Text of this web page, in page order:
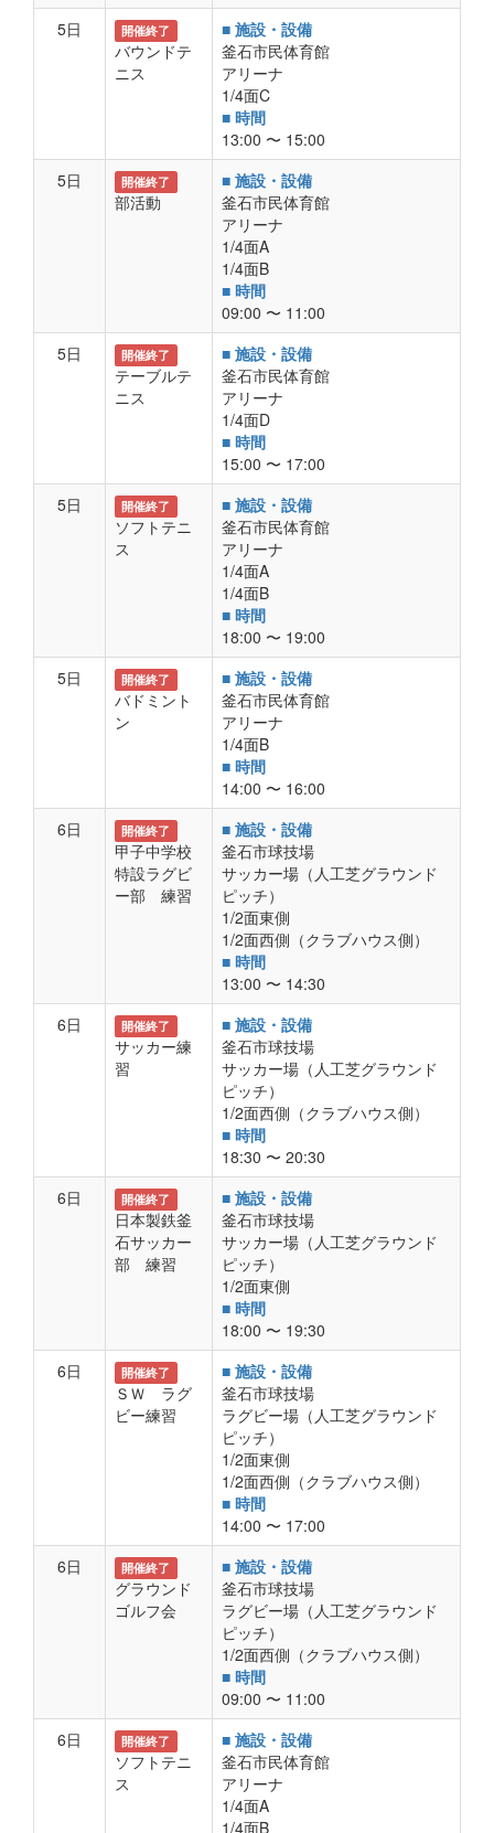
5日
開催終了
バウンドテ
ニス
■ 施設・設備
釜石市民体育館
アリーナ
1/4面C
■ 時間
13:00 〜 15:00
5日
開催終了
部活動
■ 施設・設備
釜石市民体育館
アリーナ
1/4面A
1/4面B
■ 時間
09:00 〜 11:00
5日
開催終了
テーブルテ
ニス
■ 施設・設備
釜石市民体育館
アリーナ
1/4面D
■ 時間
15:00 〜 17:00
5日
開催終了
ソフトテニ
ス
■ 施設・設備
釜石市民体育館
アリーナ
1/4面A
1/4面B
■ 時間
18:00 〜 19:00
5日
開催終了
バドミント
ン
■ 施設・設備
釜石市民体育館
アリーナ
1/4面B
■ 時間
14:00 〜 16:00
6日
開催終了
甲子中学校
特設ラグビ
ー部 練習
■ 施設・設備
釜石市球技場
サッカー場（人工芝グラウンド
ピッチ）
1/2面東側
1/2面西側（クラブハウス側）
■ 時間
13:00 〜 14:30
6日
開催終了
サッカー練
習
■ 施設・設備
釜石市球技場
サッカー場（人工芝グラウンド
ピッチ）
1/2面西側（クラブハウス側）
■ 時間
18:30 〜 20:30
6日
開催終了
日本製鉄釜
石サッカー
部 練習
■ 施設・設備
釜石市球技場
サッカー場（人工芝グラウンド
ピッチ）
1/2面東側
■ 時間
18:00 〜 19:30
6日
開催終了
ＳＷ ラグ
ビー練習
■ 施設・設備
釜石市球技場
ラグビー場（人工芝グラウンド
ピッチ）
1/2面東側
1/2面西側（クラブハウス側）
■ 時間
14:00 〜 17:00
6日
開催終了
グラウンド
ゴルフ会
■ 施設・設備
釜石市球技場
ラグビー場（人工芝グラウンド
ピッチ）
1/2面西側（クラブハウス側）
■ 時間
09:00 〜 11:00
6日
開催終了
ソフトテニ
ス
■ 施設・設備
釜石市民体育館
アリーナ
1/4面A
1/4面B